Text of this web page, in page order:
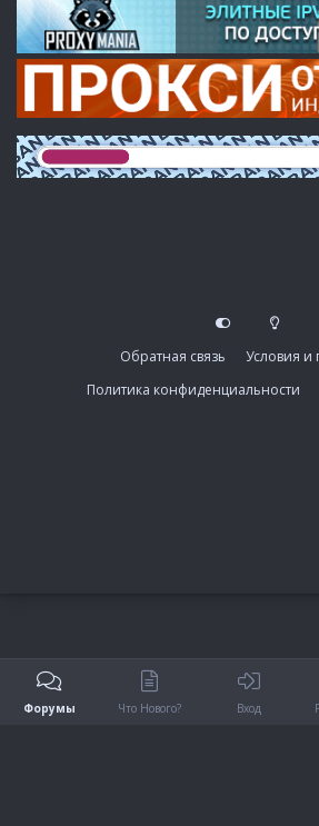
Обратная связь
Условия и
Политика конфиденциальности
Форумы Что Нового? Вход